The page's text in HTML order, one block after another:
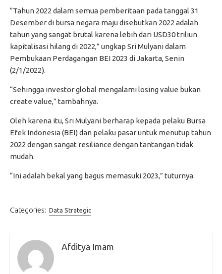
“Tahun 2022 dalam semua pemberitaan pada tanggal 31
Desember di bursa negara maju disebutkan 2022 adalah
tahun yang sangat brutal karena lebih dari USD30 triliun
kapitalisasi hilang di 2022,” ungkap Sri Mulyani dalam
Pembukaan Perdagangan BEI 2023 di Jakarta, Senin
(2/1/2022).
“Sehingga investor global mengalami losing value bukan
create value,” tambahnya.
Oleh karena itu, Sri Mulyani berharap kepada pelaku Bursa
Efek Indonesia (BEI) dan pelaku pasar untuk menutup tahun
2022 dengan sangat resiliance dengan tantangan tidak
mudah.
“Ini adalah bekal yang bagus memasuki 2023,” tuturnya.
Categories: Data Strategic
Afditya Imam